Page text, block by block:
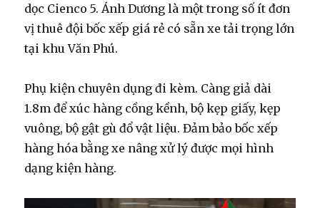
dọc Cienco 5. Ánh Dương là một trong số ít đơn
vị thuê đội bốc xếp giá rẻ có sẵn xe tải trọng lớn
tại khu Văn Phú.
Phụ kiện chuyên dụng đi kèm. Càng giả dài
1.8m để xúc hàng cồng kềnh, bộ kẹp giấy, kẹp
vuông, bộ gật gù đổ vật liệu. Đảm bảo bốc xếp
hàng hóa bằng xe nâng xử lý được mọi hình
dạng kiện hàng.